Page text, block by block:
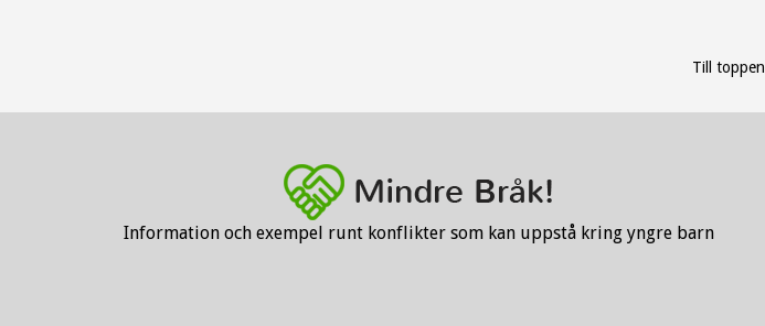
Till toppen
Information och exempel runt konflikter som kan uppstå kring yngre barn